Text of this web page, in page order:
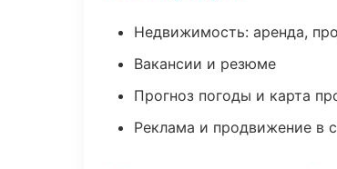
Недвижимость: аренда,
Вакансии и резюме
Прогноз погоды и карта
Реклама и продвижение в